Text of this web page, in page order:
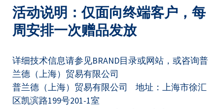
活动说明：仅面向终端客户，每
周安排一次赠品发放
详细技术信息请参见BRAND目录或网站，或咨询普
兰德（上海）贸易有限公司
普兰德（上海）贸易有限公司 地址：上海市徐汇
区凯滨路199号201-1室